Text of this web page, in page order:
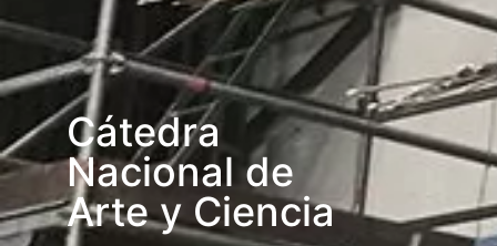
Cátedra
Nacional de
Arte y Ciencia